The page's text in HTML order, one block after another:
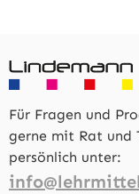
Für Fragen und
gerne mit Rat und
persönlich unter: